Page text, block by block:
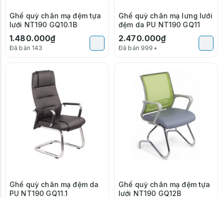
Ghế quỳ chân mạ đệm tựa
lưới NT190 GQ10.1B
1.480.000₫
Đã bán 143
Ghế quỳ chân mạ lưng lưới
đệm da PU NT190 GQ11
2.470.000₫
Đã bán 999+
Ghế quỳ chân mạ đệm da
PU NT190 GQ11.1
Ghế quỳ chân mạ đệm tựa
lưới NT190 GQ12B